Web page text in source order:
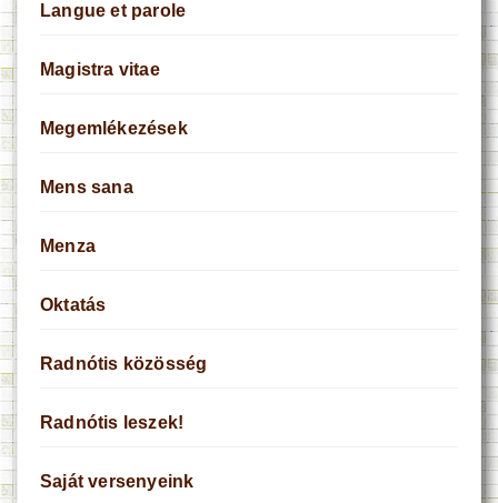
Langue et parole
Magistra vitae
Megemlékezések
Mens sana
Menza
Oktatás
Radnótis közösség
Radnótis leszek!
Saját versenyeink